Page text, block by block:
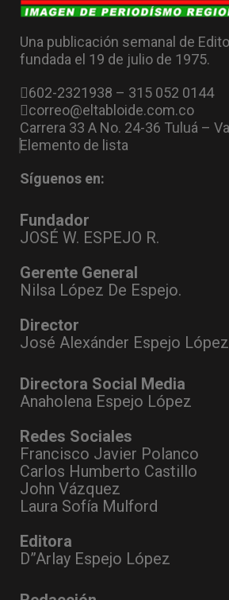
Una publicación semanal de
fundada el 19 de julio de 1975.
602-2321938 – 315 052 0144
correo@eltabloide.com.co
Carrera 33 A No. 24-36 Tuluá –
Elemento de lista
Síguenos en:
Fundador
JOSÉ W. ESPEJO R.
Gerente General
Nilsa López De Espejo.
Director
José Alexánder Espejo
Directora Social Media
Anaholena Espejo López
Redes Sociales
Francisco Javier Polanco
Carlos Humberto Castillo
John Vázquez
Laura Sofía Mulford
Editora
D”Arlay Espejo López